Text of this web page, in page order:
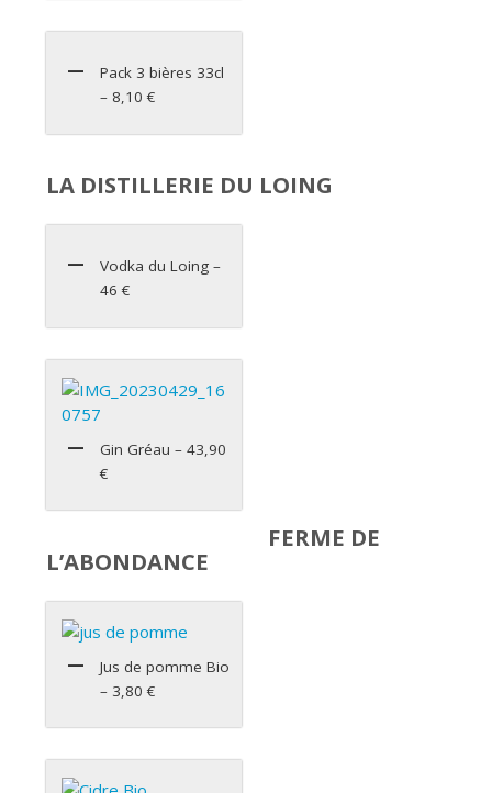
Pack 3 bières 33cl
– 8,10 €
LA DISTILLERIE DU LOING
Vodka du Loing –
46 €
Gin Gréau – 43,90
€
FERME DE
L’ABONDANCE
Jus de pomme Bio
– 3,80 €